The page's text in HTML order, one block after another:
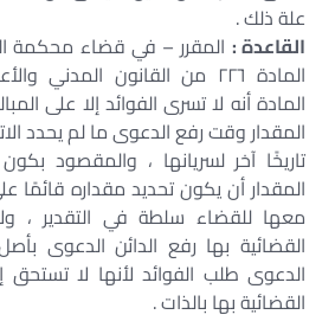
علة ذلك .
القاعدة : المقرر – في قضاء محكمة
المادة ٢٢٦ من القانون
المادة أنه لا تسرى الفوائد إلا على
المقدار وقت رفع الدعوى ما لم يحدد
تاريخًا آخر لسريانها ، والمقصود
المقدار أن يكون تحديد مقداره قائمًا
معها للقضاء سلطة في التقدير ،
القضائية بها رفع الدائن الدعوى
الدعوى طلب الفوائد لأنها لا
القضائية بها بالذات .